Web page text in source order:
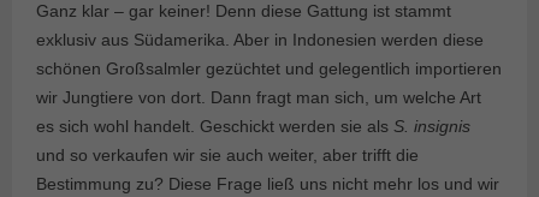
Ganz klar – gar keiner! Denn diese Gattung ist stammt
exklusiv aus Südamerika. Aber in Indonesien werden diese
schönen Großsalmler gezüchtet und gelegentlich importieren
wir Jungtiere von dort. Dann fragt man sich, um welche Art
es sich wohl handelt. Geschickt werden sie als S. insignis
und so verkaufen wir sie auch weiter, aber trifft die
Bestimmung zu? Diese Frage ließ uns nicht mehr los und wir